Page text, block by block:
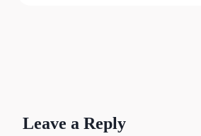
Leave a Reply